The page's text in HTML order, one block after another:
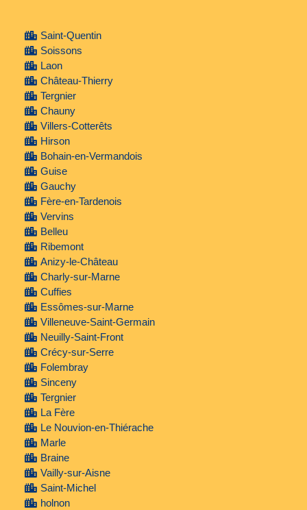
Saint-Quentin
Soissons
Laon
Château-Thierry
Tergnier
Chauny
Villers-Cotterêts
Hirson
Bohain-en-Vermandois
Guise
Gauchy
Fère-en-Tardenois
Vervins
Belleu
Ribemont
Anizy-le-Château
Charly-sur-Marne
Cuffies
Essômes-sur-Marne
Villeneuve-Saint-Germain
Neuilly-Saint-Front
Crécy-sur-Serre
Folembray
Sinceny
Tergnier
La Fère
Le Nouvion-en-Thiérache
Marle
Braine
Vailly-sur-Aisne
Saint-Michel
holnon